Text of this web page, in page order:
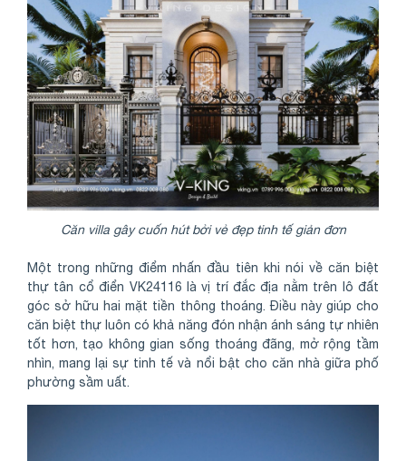
Căn villa gây cuốn hút bởi vẻ đẹp tinh tế giản đơn
Một trong những điểm nhấn đầu tiên khi nói về căn biệt
thự tân cổ điển VK24116 là vị trí đắc địa nằm trên lô đất
góc sở hữu hai mặt tiền thông thoáng. Điều này giúp cho
căn biệt thự luôn có khả năng đón nhận ánh sáng tự nhiên
tốt hơn, tạo không gian sống thoáng đãng, mở rộng tầm
nhìn, mang lại sự tinh tế và nổi bật cho căn nhà giữa phố
phường sầm uất.